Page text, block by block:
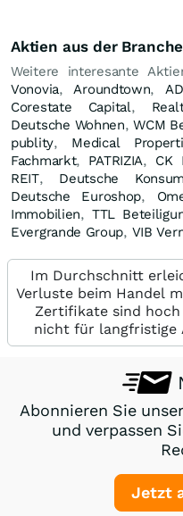
Aktien aus der
Weitere interesante
Vonovia,Aroundtown,
Corestate Capital,
Deutsche Wohnen,WCM
publity, Medical
Fachmarkt, PATRIZIA, CK
REIT, Deutsche
Deutsche Euroshop,
Immobilien, TTL
Evergrande Group, VIB
Im Durchschnitt
Verluste beim Handel
Zertifikate sind
nicht für langfristige
Abonnieren Sie
und verpassen
Jetzt